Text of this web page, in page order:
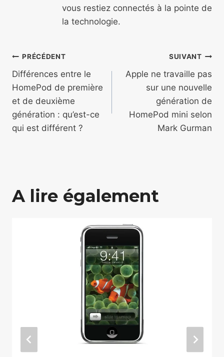
vous restiez connectés à la pointe de
la technologie.
Navigation
de
l’article
PRÉCÉDENT
Différences entre le
HomePod de première
et de deuxième
génération : qu’est-ce
qui est différent ?
SUIVANT
Apple ne travaille pas
sur une nouvelle
génération de
HomePod mini selon
Mark Gurman
A lire également